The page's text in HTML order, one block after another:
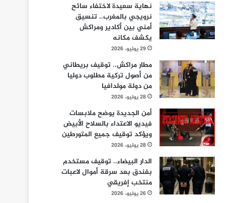
نهاية سعيدة لاختفاء سائح
نرويجي بالمغرب.. تنسيق
أمني بين أكادير ومراكش
يكشف مكانه
29 يوليو، 2026
مطار مراكش.. توقيف بريطاني
من أصول تركية مطلوب دوليا
من دولة مولدافيا
28 يوليو، 2026
أمن الجديدة يوضح ملابسات
فيديو الاعتداء بالسلاح الأبيض
ويؤكد توقيف جميع المتورطين
28 يوليو، 2026
الدار البيضاء.. توقيف مستخدم
بفندق بعد سرقة أموال لاعبات
منتخب إفريقي
26 يوليو، 2026